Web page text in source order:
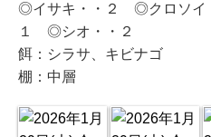
◎イサキ・・２ ◎クロソイ
１ ◎シオ・・２
餌：シラサ、キビナゴ
棚：中層